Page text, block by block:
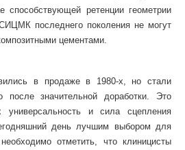
способствующей ретенции геометрии
последнего поколения не могут
цементами.
в продаже в 1980-х, но стали
после значительной доработки. Это
и сила сцепления
день лучшим выбором для
отметить, что клиницисты